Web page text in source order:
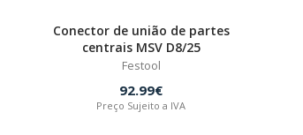
Conector de união de partes
centrais MSV D8/25
Festool
92.99€
Preço Sujeito a IVA